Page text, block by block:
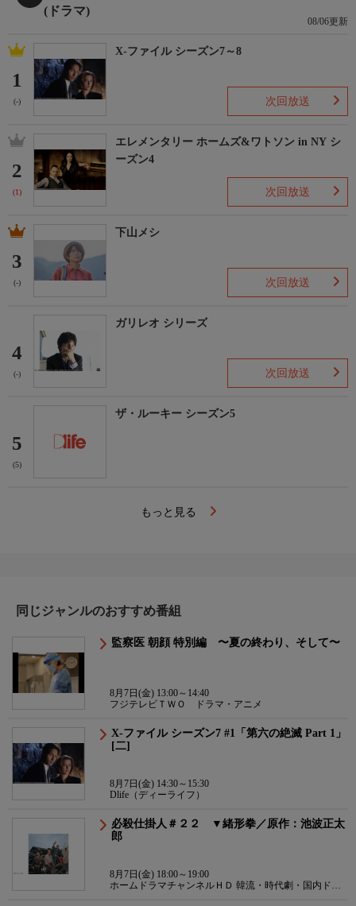
(ドラマ)
08/06更新
1
(-)
X-ファイル シーズン7～8
次回放送
2
(1)
エレメンタリー ホームズ&ワトソン in NY シ
ーズン4
次回放送
3
(-)
下山メシ
次回放送
4
(-)
ガリレオ シリーズ
次回放送
5
(5)
ザ・ルーキー シーズン5
もっと見る
同じジャンルのおすすめ番組
監察医 朝顔 特別編 〜夏の終わり、そして〜
8月7日(金) 13:00～14:40
フジテレビＴＷＯ ドラマ・アニメ
X-ファイル シーズン7 #1「第六の絶滅 Part 1」
[二]
8月7日(金) 14:30～15:30
Dlife（ディーライフ）
必殺仕掛人＃２２ ▼緒形拳／原作：池波正太
郎
8月7日(金) 18:00～19:00
ホームドラマチャンネルＨＤ 韓流・時代劇・国内ドラ